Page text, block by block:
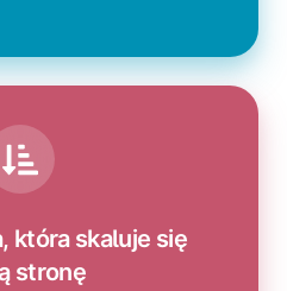
która skaluje się
stronę